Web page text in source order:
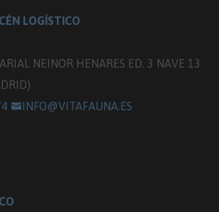
LOGÍSTICO
NEINOR HENARES ED. 3 NAVE 13
INFO@VITAFAUNA.ES